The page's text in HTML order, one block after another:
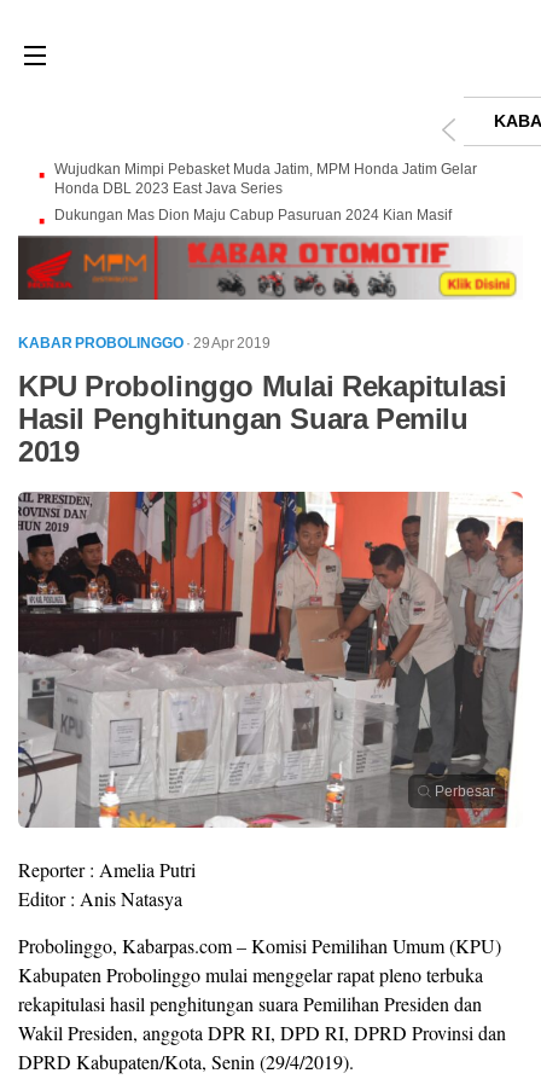
Wujudkan Mimpi Pebasket Muda Jatim, MPM Honda Jatim Gelar
Honda DBL 2023 East Java Series
Dukungan Mas Dion Maju Cabup Pasuruan 2024 Kian Masif
KABAR PROBOLINGGO · 29 Apr 2019
KPU Probolinggo Mulai Rekapitulasi
Hasil Penghitungan Suara Pemilu
2019
Perbesar
Reporter : Amelia Putri
Editor : Anis Natasya
Probolinggo, Kabarpas.com – Komisi Pemilihan Umum (KPU)
Kabupaten Probolinggo mulai menggelar rapat pleno terbuka
rekapitulasi hasil penghitungan suara Pemilihan Presiden dan
Wakil Presiden, anggota DPR RI, DPD RI, DPRD Provinsi dan
DPRD Kabupaten/Kota, Senin (29/4/2019).